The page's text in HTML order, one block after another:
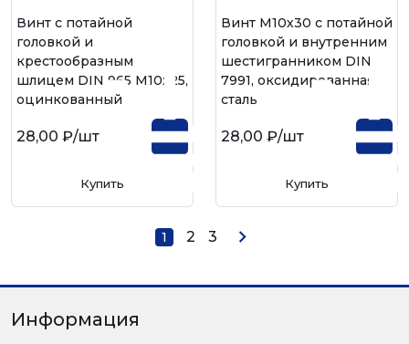
Винт с потайной
головкой и
крестообразным
шлицем DIN 965 М10х25,
оцинкованный
28,00 ₽/шт
Купить
Винт М10х30 с потайной
головкой и внутренним
шестигранником DIN
7991, оксидированная
сталь
28,00 ₽/шт
Купить
1 2 3
Информация